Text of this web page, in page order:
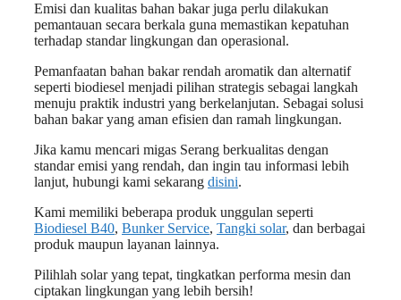
Emisi dan kualitas bahan bakar juga perlu dilakukan
pemantauan secara berkala guna memastikan kepatuhan
terhadap standar lingkungan dan operasional.
Pemanfaatan bahan bakar rendah aromatik dan alternatif
seperti biodiesel menjadi pilihan strategis sebagai langkah
menuju praktik industri yang berkelanjutan. Sebagai solusi
bahan bakar yang aman efisien dan ramah lingkungan.
Jika kamu mencari migas Serang berkualitas dengan
standar emisi yang rendah, dan ingin tau informasi lebih
lanjut, hubungi kami sekarang disini.
Kami memiliki beberapa produk unggulan seperti
Biodiesel B40, Bunker Service, Tangki solar, dan berbagai
produk maupun layanan lainnya.
Pilihlah solar yang tepat, tingkatkan performa mesin dan
ciptakan lingkungan yang lebih bersih!